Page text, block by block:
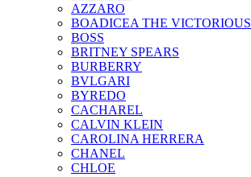
AZZARO
BOADICEA THE VICTORIOUS
BOSS
BRITNEY SPEARS
BURBERRY
BVLGARI
BYREDO
CACHAREL
CALVIN KLEIN
CAROLINA HERRERA
CHANEL
CHLOE